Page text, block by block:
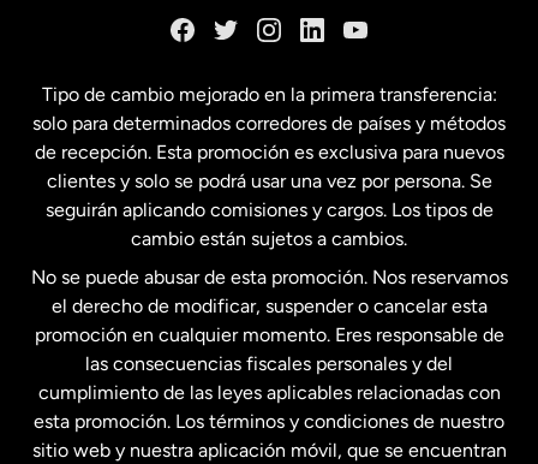
Estados Unidos English
Estados Unidos Español
Francia
Malasia
Nueva Zelanda
Tipo de cambio mejorado en la primera transferencia:
solo para determinados corredores de países y métodos
de recepción. Esta promoción es exclusiva para nuevos
clientes y solo se podrá usar una vez por persona. Se
seguirán aplicando comisiones y cargos. Los tipos de
cambio están sujetos a cambios.
No se puede abusar de esta promoción. Nos reservamos
el derecho de modificar, suspender o cancelar esta
promoción en cualquier momento. Eres responsable de
las consecuencias fiscales personales y del
cumplimiento de las leyes aplicables relacionadas con
esta promoción. Los términos y condiciones de nuestro
sitio web y nuestra aplicación móvil, que se encuentran